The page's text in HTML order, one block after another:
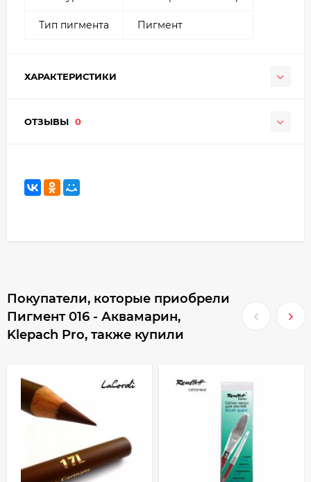
Тип пигмента Пигмент
ХАРАКТЕРИСТИКИ
ОТЗЫВЫ 0
Покупатели, которые приобрели
Пигмент 016 - Аквамарин,
Klepach Pro, также купили